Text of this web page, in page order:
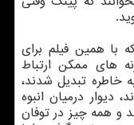
با همین فیلم برای
های ممکن ارتباط
خاطره تبدیل شدند،
دیوار درمیان انبوه
و همه چیز در توفان